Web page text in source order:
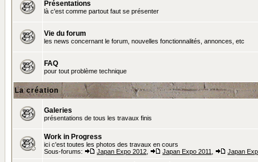
Présentations
là c'est comme partout faut se présenter
Vie du forum
les news concernant le forum, nouvelles fonctionnalités, annonces, etc
FAQ
pour tout problème technique
La création
Galeries
présentations de tous les travaux finis
Work in Progress
ici c'est toutes les photos des travaux en cours
Sous-forums:
Japan Expo 2012 Japan Expo 2011 Japan